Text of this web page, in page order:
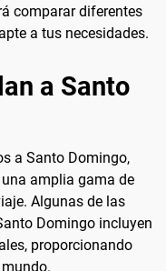
comparar diferentes
a tus necesidades.
a Santo
a Santo Domingo,
amplia gama de
Algunas de las
Domingo incluyen
proporcionando